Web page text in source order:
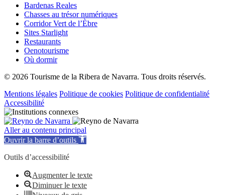
Bardenas Reales
Chasses au trésor numériques
Corridor Vert de l’Èbre
Sites Starlight
Restaurants
Oenotourisme
Où dormir
© 2026 Tourisme de la Ribera de Navarra. Tous droits réservés.
Mentions légales Politique de cookies Politique de confidentialité
Accessibilité
Aller au contenu principal
Ouvrir la barre d’outils
Outils d’accessibilité
Augmenter le texte
Diminuer le texte